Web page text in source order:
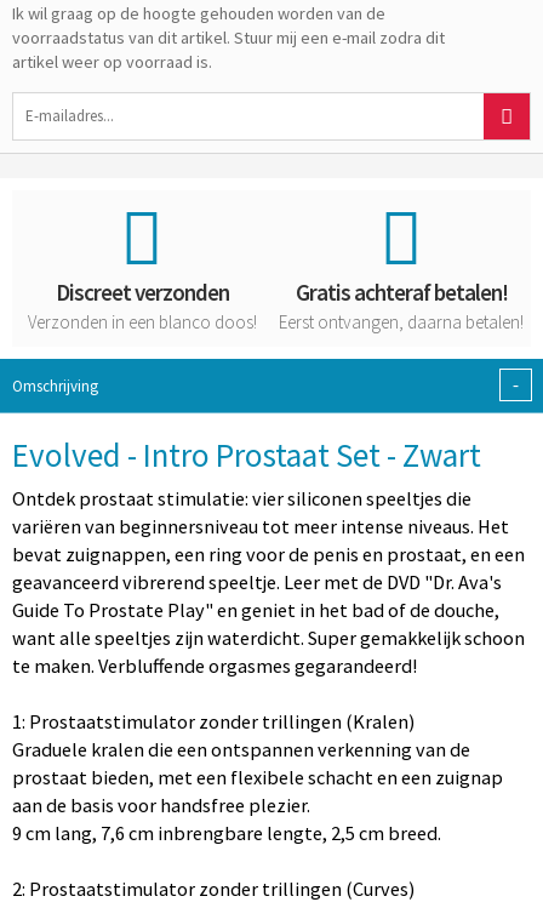
Ik wil graag op de hoogte gehouden worden van de
voorraadstatus van dit artikel. Stuur mij een e-mail zodra dit
artikel weer op voorraad is.
Discreet verzonden
Verzonden in een blanco doos!
Gratis achteraf betalen!
Eerst ontvangen, daarna betalen!
Omschrijving -
Evolved - Intro Prostaat Set - Zwart
Ontdek prostaat stimulatie: vier siliconen speeltjes die
variëren van beginnersniveau tot meer intense niveaus. Het
bevat zuignappen, een ring voor de penis en prostaat, en een
geavanceerd vibrerend speeltje. Leer met de DVD "Dr. Ava's
Guide To Prostate Play" en geniet in het bad of de douche,
want alle speeltjes zijn waterdicht. Super gemakkelijk schoon
te maken. Verbluffende orgasmes gegarandeerd!
1: Prostaatstimulator zonder trillingen (Kralen)
Graduele kralen die een ontspannen verkenning van de
prostaat bieden, met een flexibele schacht en een zuignap
aan de basis voor handsfree plezier.
9 cm lang, 7,6 cm inbrengbare lengte, 2,5 cm breed.
2: Prostaatstimulator zonder trillingen (Curves)